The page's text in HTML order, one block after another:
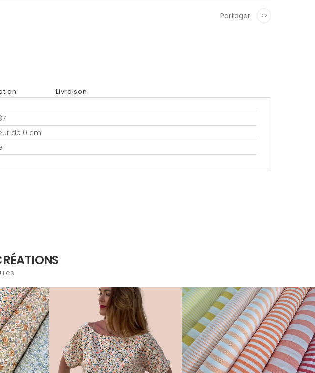
Partager: <>
Livraison
de 0 cm